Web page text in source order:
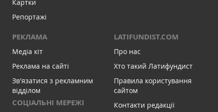
Картки
Репортажі
РЕКЛАМА
Медіа кіт
Реклама на сайті
Зв'язатися з рекламним
відділом
СОЦІАЛЬНІ МЕРЕЖІ
LATIFUNDIST.COM
Про нас
Хто такий Латифундист
Правила користування
сайтом
Контакти редакції